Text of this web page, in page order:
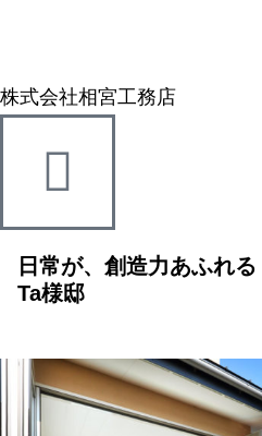
株式会社相宮工務店
日常が、創造力あふれる
Ta様邸